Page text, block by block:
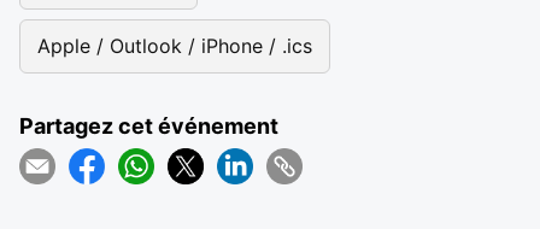
Apple / Outlook / iPhone / .ics
Partagez cet événement